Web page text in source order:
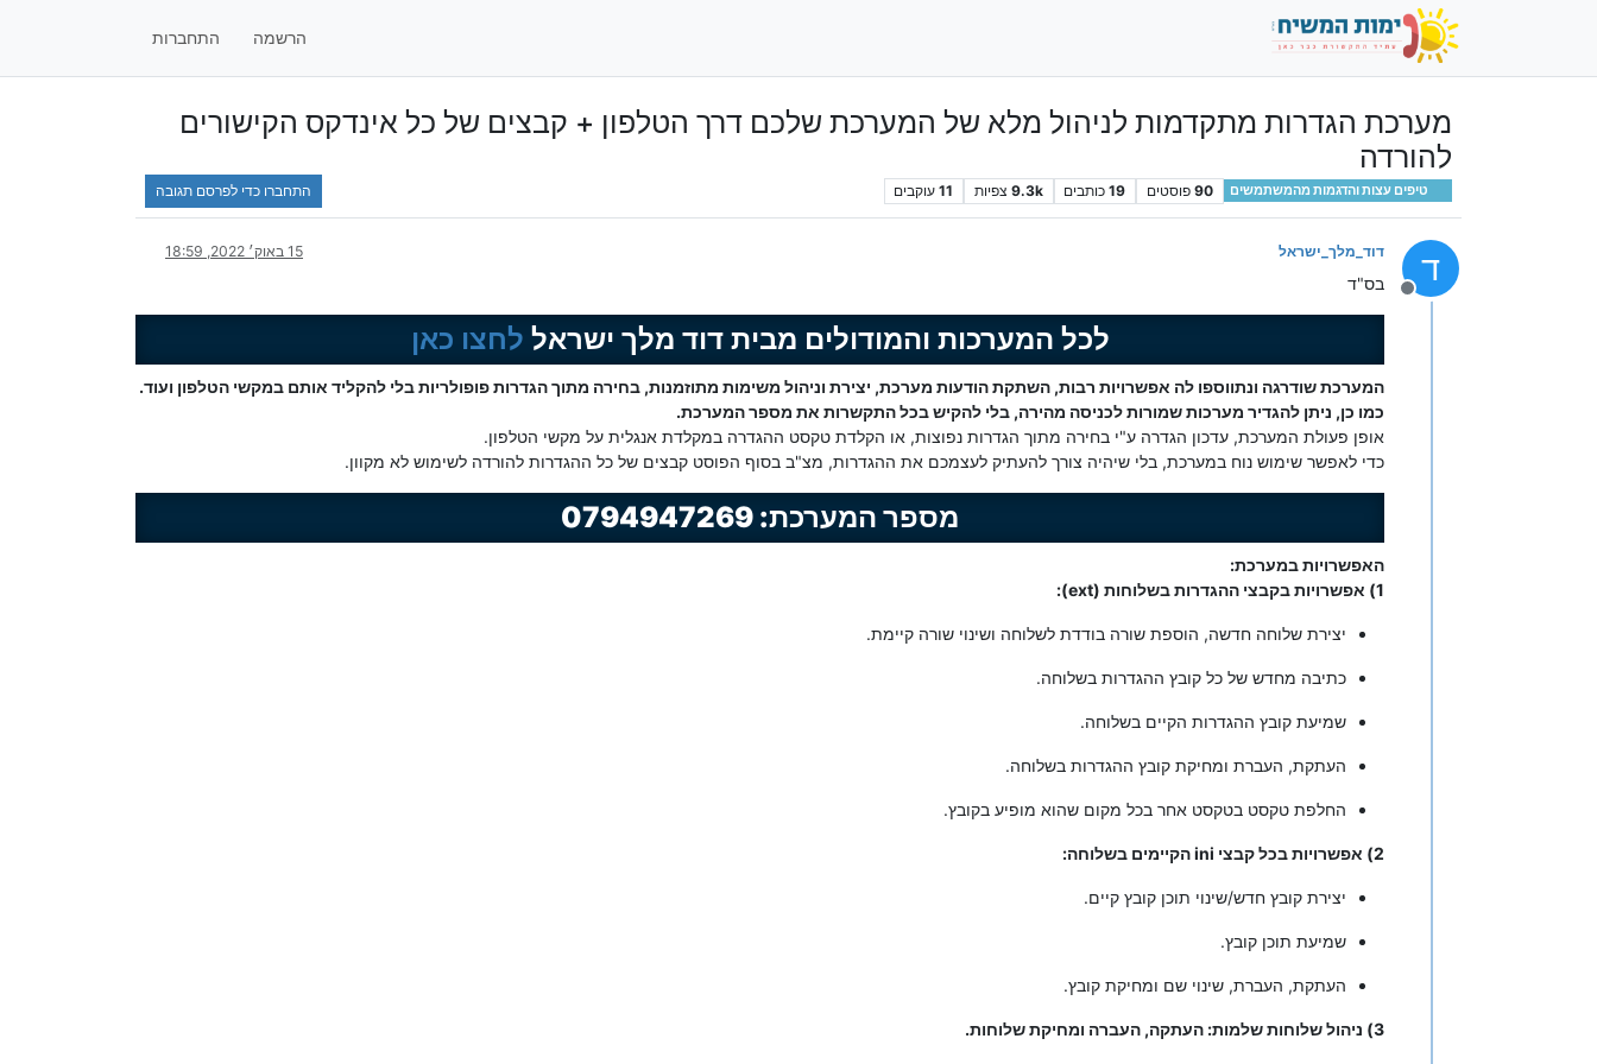
הרשמה התחברות
מערכת הגדרות מתקדמות לניהול מלא של המערכת שלכם דרך הטלפון + קבצים של כל אינדקס הקישורים
להורדה
טיפים עצות והדגמות מהמשתמשים 90 פוסטים 19 כותבים 9.3k צפיות 11 עוקבים התחברו כדי לפרסם תגובה
ד
מנותק
דוד_מלך_ישראל 15 באוק׳ 2022, 18:59
בס"ד
לכל המערכות והמודולים מבית דוד מלך ישראל לחצו כאן
המערכת שודרגה ונתווספו לה אפשרויות רבות, השתקת הודעות מערכת, יצירת וניהול משימות מתוזמנות, בחירה מתוך הגדרות פופולריות בלי להקליד אותם במקשי הטלפון ועוד.
כמו כן, ניתן להגדיר מערכות שמורות לכניסה מהירה, בלי להקיש בכל התקשרות את מספר המערכת.
אופן פעולת המערכת, עדכון הגדרה ע"י בחירה מתוך הגדרות נפוצות, או הקלדת טקסט ההגדרה במקלדת אנגלית על מקשי הטלפון.
כדי לאפשר שימוש נוח במערכת, בלי שיהיה צורך להעתיק לעצמכם את ההגדרות, מצ"ב בסוף הפוסט קבצים של כל ההגדרות להורדה לשימוש לא מקוון.
מספר המערכת: 0794947269
האפשרויות במערכת:
1) אפשרויות בקבצי ההגדרות בשלוחות (ext):
יצירת שלוחה חדשה, הוספת שורה בודדת לשלוחה ושינוי שורה קיימת.
כתיבה מחדש של כל קובץ ההגדרות בשלוחה.
שמיעת קובץ ההגדרות הקיים בשלוחה.
העתקת, העברת ומחיקת קובץ ההגדרות בשלוחה.
החלפת טקסט בטקסט אחר בכל מקום שהוא מופיע בקובץ.
2) אפשרויות בכל קבצי ini הקיימים בשלוחה:
יצירת קובץ חדש/שינוי תוכן קובץ קיים.
שמיעת תוכן קובץ.
העתקת, העברת, שינוי שם ומחיקת קובץ.
3) ניהול שלוחות שלמות: העתקה, העברה ומחיקת שלוחות.